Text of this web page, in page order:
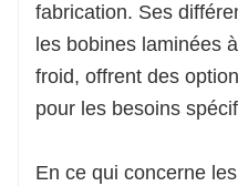
fabrication. Ses
les bobines laminées
froid, offrent des
pour les besoins
En ce qui concerne